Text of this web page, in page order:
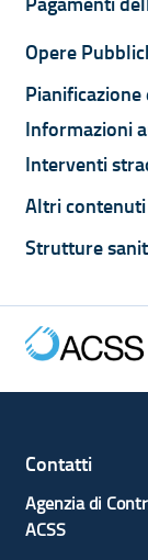
Opere
Informazioni
Interventi
Altri contenuti
Strutture
Contatti
Agenzia di
ACSS